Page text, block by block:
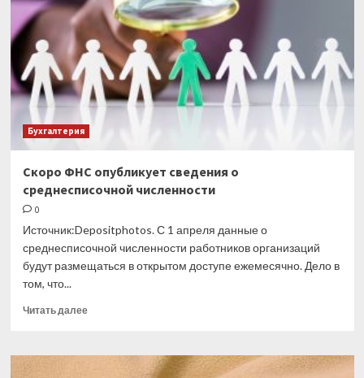
НВОС
2023
год
Бухгалтерия
Скоро ФНС опубликует сведения о
среднесписочной численности
0
Источник:Depositphotos. С 1 апреля данные о
среднесписочной численности работников организаций
будут размещаться в открытом доступе ежемесячно. Дело в
том, что...
Читать далееПрочитать
Скоро